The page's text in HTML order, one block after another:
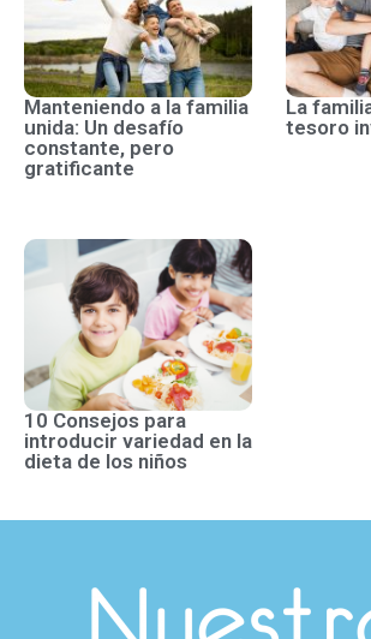
Manteniendo a la familia
unida: Un desafío
constante, pero
gratificante
La
tesoro
10 Consejos para
introducir variedad en la
dieta de los niños